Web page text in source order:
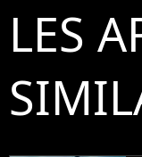
LES